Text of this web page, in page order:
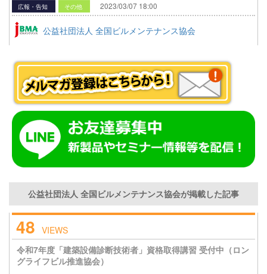
広報・告知 その他 2023/03/07 18:00
公益社団法人 全国ビルメンテナンス協会
公益社団法人 全国ビルメンテナンス協会が掲載した記事
48 VIEWS
令和7年度「建築設備診断技術者」資格取得講習 受付中（ロン
グライフビル推進協会）